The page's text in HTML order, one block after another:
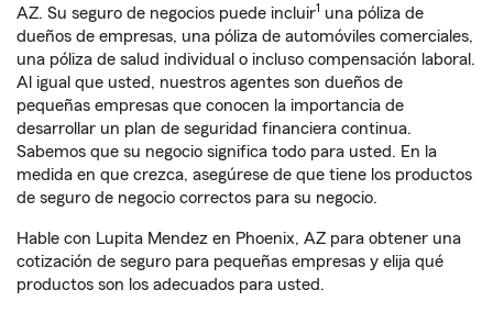
AZ. Su seguro de negocios puede incluir1 una póliza de
dueños de empresas, una póliza de automóviles comerciales,
una póliza de salud individual o incluso compensación laboral.
Al igual que usted, nuestros agentes son dueños de
pequeñas empresas que conocen la importancia de
desarrollar un plan de seguridad financiera continua.
Sabemos que su negocio significa todo para usted. En la
medida en que crezca, asegúrese de que tiene los productos
de seguro de negocio correctos para su negocio.
Hable con Lupita Mendez en Phoenix, AZ para obtener una
cotización de seguro para pequeñas empresas y elija qué
productos son los adecuados para usted.